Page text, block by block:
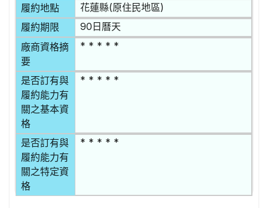
履約地點
花蓮縣(原住民地區)
履約期限 90日曆天
廠商資格摘
要
* * * * *
是否訂有與
履約能力有
關之基本資
格
* * * * *
是否訂有與
履約能力有
關之特定資
格
* * * * *